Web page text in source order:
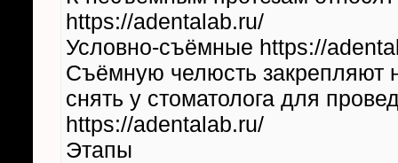
https://adentalab.ru/
Условно-съёмные https://
Съёмную челюсть закрепляют
снять у стоматолога для
https://adentalab.ru/
Этапы